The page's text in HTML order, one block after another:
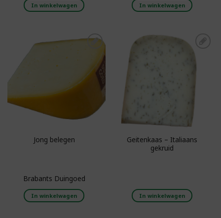
In winkelwagen In winkelwagen
boodschappenlijst
Jong belegen
Brabants Duingoed
In winkelwagen
Geitenkaas – Italiaans
gekruid
In winkelwagen